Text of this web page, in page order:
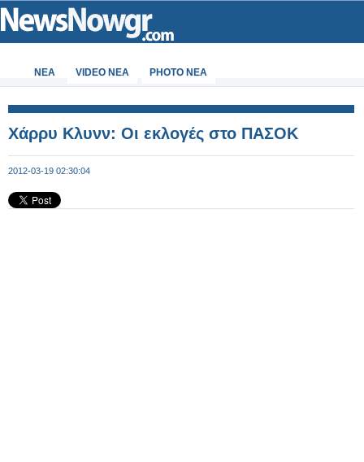
ΝΕΑ VIDEO NEA PHOTO NEA
Χάρρυ Κλυνν: Οι εκλογές στο ΠΑΣΟΚ
2012-03-19 02:30:04